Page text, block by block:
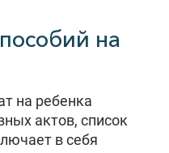
на
на ребенка
актов, список
в себя